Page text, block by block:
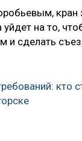
кран
на то,
и сделать
кто